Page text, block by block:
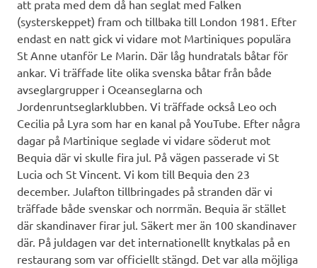
att prata med dem då han seglat med Falken
(systerskeppet) fram och tillbaka till London 1981. Efter
endast en natt gick vi vidare mot Martiniques populära
St Anne utanför Le Marin. Där låg hundratals båtar för
ankar. Vi träffade lite olika svenska båtar från både
avseglargrupper i Oceanseglarna och
Jordenruntseglarklubben. Vi träffade också Leo och
Cecilia på Lyra som har en kanal på YouTube. Efter några
dagar på Martinique seglade vi vidare söderut mot
Bequia där vi skulle fira jul. På vägen passerade vi St
Lucia och St Vincent. Vi kom till Bequia den 23
december. Julafton tillbringades på stranden där vi
träffade både svenskar och norrmän. Bequia är stället
där skandinaver firar jul. Säkert mer än 100 skandinaver
där. På juldagen var det internationellt knytkalas på en
restaurang som var officiellt stängd. Det var alla möjliga